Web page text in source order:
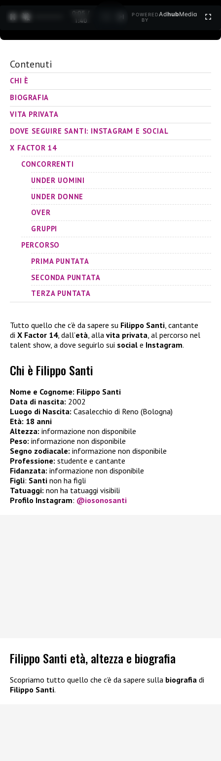
0:06 /
1:40
POWERED
BY
AdhubMedia
Contenuti
CHI È
BIOGRAFIA
VITA PRIVATA
DOVE SEGUIRE SANTI: INSTAGRAM E SOCIAL
X FACTOR 14
CONCORRENTI
UNDER UOMINI
UNDER DONNE
OVER
GRUPPI
PERCORSO
PRIMA PUNTATA
SECONDA PUNTATA
TERZA PUNTATA
Tutto quello che c’è da sapere su Filippo Santi, cantante
di X Factor 14, dall’età, alla vita privata, al percorso nel
talent show, a dove seguirlo sui social e Instagram.
Chi è Filippo Santi
Nome e Cognome: Filippo Santi
Data di nascita: 2002
Luogo di Nascita: Casalecchio di Reno (Bologna)
Età: 18 anni
Altezza: informazione non disponibile
Peso: informazione non disponibile
Segno zodiacale: informazione non disponibile
Professione: studente e cantante
Fidanzata: informazione non disponibile
Figli: Santi non ha figli
Tatuaggi: non ha tatuaggi visibili
Profilo Instagram: @iosonosanti
Filippo Santi età, altezza e biografia
Scopriamo tutto quello che c’è da sapere sulla biografia di
Filippo Santi.